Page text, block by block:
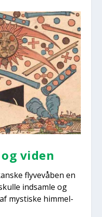
viden
fly­ve­vå­ben en
ind­sam­le og
mysti­ske him­mel­